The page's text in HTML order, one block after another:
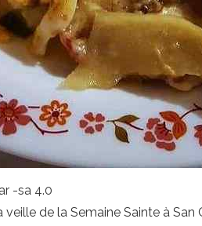
-sa 4.0
de la Semaine Sainte à